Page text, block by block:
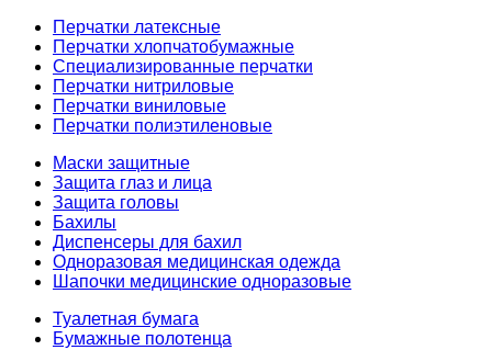
Перчатки латексные
Перчатки хлопчатобумажные
Специализированные перчатки
Перчатки нитриловые
Перчатки виниловые
Перчатки полиэтиленовые
Маски защитные
Защита глаз и лица
Защита головы
Бахилы
Диспенсеры для бахил
Одноразовая медицинская одежда
Шапочки медицинские одноразовые
Туалетная бумага
Бумажные полотенца